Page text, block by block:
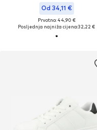
Od 34,11 €
Prvotno: 44,90 €
Posljednja najniža cijena:32,22 €